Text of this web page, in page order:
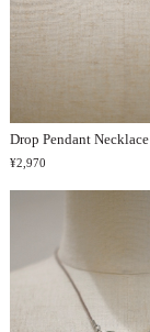
Drop Pendant
¥2,970